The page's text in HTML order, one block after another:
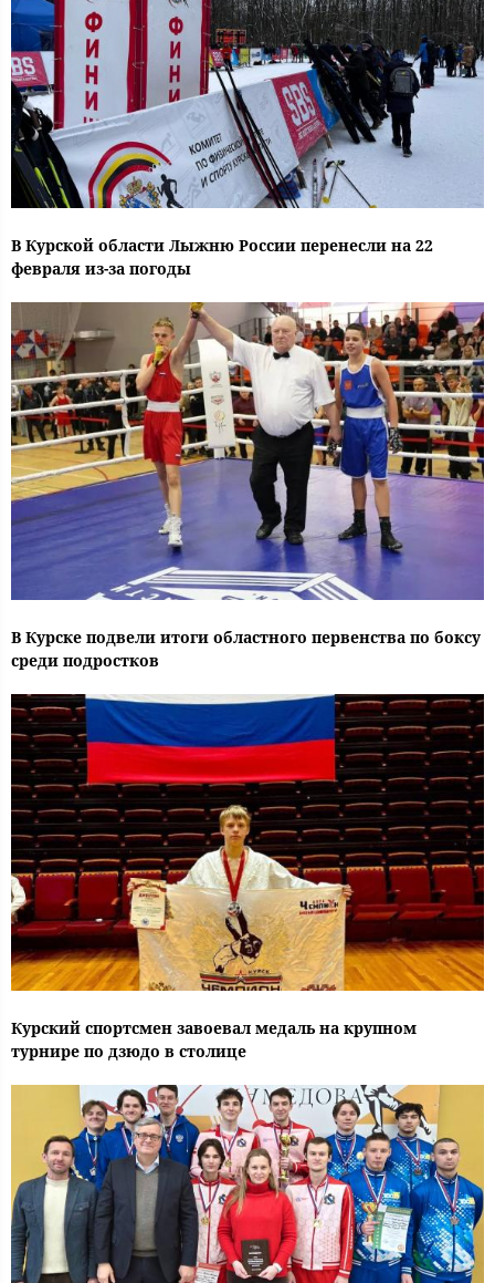
В Курской области Лыжню России перенесли на 22
февраля из-за погоды
В Курске подвели итоги областного первенства по боксу
среди подростков
Курский спортсмен завоевал медаль на крупном
турнире по дзюдо в столице